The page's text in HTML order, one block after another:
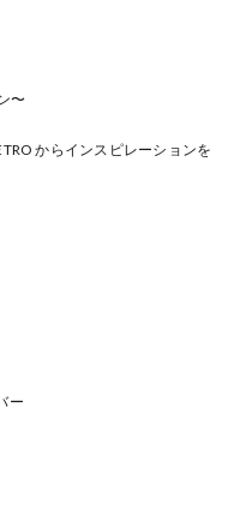
〜
からインスピレーションを
ー